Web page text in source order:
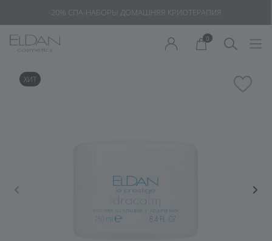
-20% СПА-НАБОРЫ ДОМАШНЯЯ КРИОТЕРАПИЯ
0
ХИТ